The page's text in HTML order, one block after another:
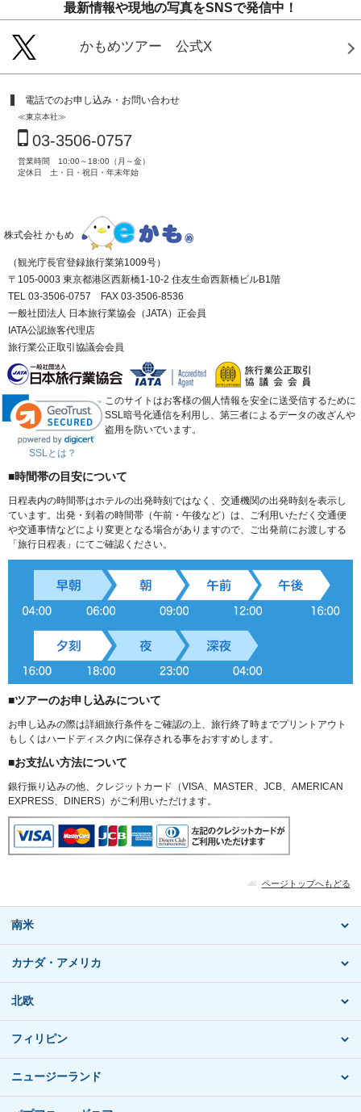
最新情報や現地の写真をSNSで発信中！
かもめツアー 公式X
電話でのお申し込み・お問い合わせ
≪東京本社≫
03-3506-0757
営業時間 10:00～18:00（月～金）
定休日 土・日・祝日・年末年始
株式会社 かもめ
（観光庁長官登録旅行業第1009号）
〒105-0003 東京都港区西新橋1-10-2 住友生命西新橋ビルB1階
TEL 03-3506-0757 FAX 03-3506-8536
一般社団法人 日本旅行業協会（JATA）正会員
IATA公認旅客代理店
旅行業公正取引協議会会員
SSLとは？
このサイトはお客様の個人情報を安全に送受信するために
SSL暗号化通信を利用し、第三者によるデータの改ざんや
盗用を防いでいます。
■時間帯の目安について
日程表内の時間帯はホテルの出発時刻ではなく、交通機関の出発時刻を表示し
ています。出発・到着の時間帯（午前・午後など）は、ご利用いただく交通便
や交通事情などにより変更となる場合がありますので、ご出発前にお渡しする
「旅行日程表」にてご確認ください。
■ツアーのお申し込みについて
お申し込みの際は詳細旅行条件をご確認の上、旅行終了時までプリントアウト
もしくはハードディスク内に保存される事をおすすめします。
■お支払い方法について
銀行振り込みの他、クレジットカード（VISA、MASTER、JCB、AMERICAN
EXPRESS、DINERS）がご利用いただけます。
ページトップへもどる
南米
カナダ・アメリカ
北欧
フィリピン
ニュージーランド